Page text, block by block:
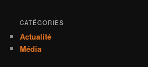
CATÉGORIES
Actualité
Média